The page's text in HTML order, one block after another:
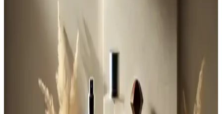
bir koku deneyimi elde edin.
Nivea Men Erkek Duş Jeli Boost Canlandırıcı ve
Ferahlatıcı Özellikleriyle Günlük Bakımın
Nivea Men Erkek Duş Jeli Boost, içeriğindeki nane ve kafein
sayesinde uzun süreli ferahlık sağlar, çok amaçlı kullanımıyla pratik
ve enerji verici bir bakım deneyimi sunar.